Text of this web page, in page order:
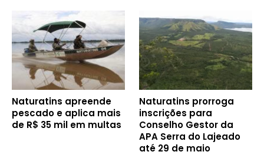
Naturatins apreende
pescado e aplica mais
de R$ 35 mil em multas
Naturatins prorroga
inscrições para
Conselho Gestor da
APA Serra do Lajeado
até 29 de maio